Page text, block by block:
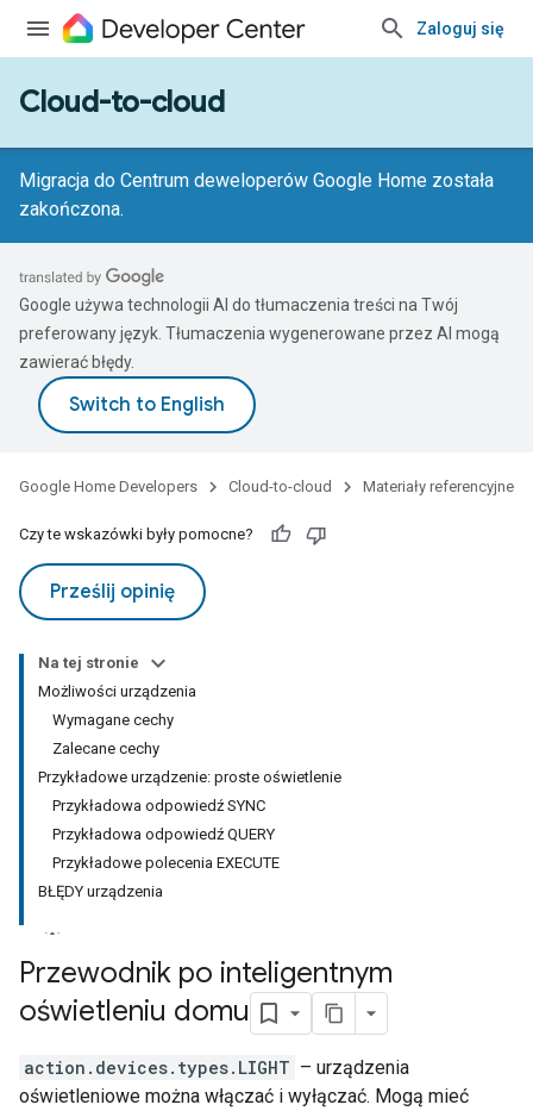
Zaloguj się
Cloud-to-cloud
Migracja do Centrum deweloperów Google Home została
zakończona.
Google używa technologii AI do tłumaczenia treści na Twój
preferowany język. Tłumaczenia wygenerowane przez AI mogą
zawierać błędy.
Google Home Developers Cloud-to-cloud Materiały referencyjne
Czy te wskazówki były pomocne?
Prześlij opinię
Na tej stronie
Możliwości urządzenia
Wymagane cechy
Zalecane cechy
Przykładowe urządzenie: proste oświetlenie
Przykładowa odpowiedź SYNC
Przykładowa odpowiedź QUERY
Przykładowe polecenia EXECUTE
BŁĘDY urządzenia
Przewodnik po inteligentnym
oświetleniu domu
action.devices.types.LIGHT – urządzenia
oświetleniowe można włączać i wyłączać. Mogą mieć